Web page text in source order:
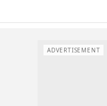
ADVERTISEMENT